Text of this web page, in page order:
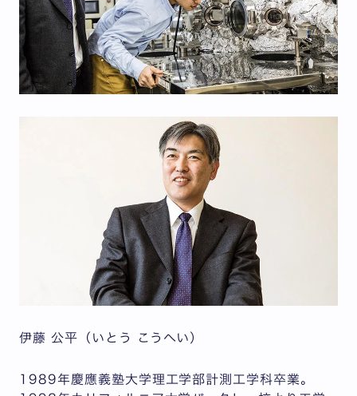
伊藤 公平（いとう こうへい）
1989年慶應義塾大学理工学部計測工学科卒業。